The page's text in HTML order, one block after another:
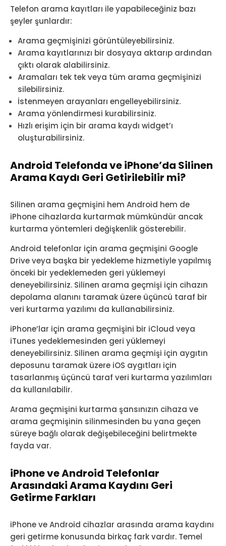
Telefon arama kayıtları ile yapabileceğiniz bazı
şeyler şunlardır:
Arama geçmişinizi görüntüleyebilirsiniz.
Arama kayıtlarınızı bir dosyaya aktarıp ardından
çıktı olarak alabilirsiniz.
Aramaları tek tek veya tüm arama geçmişinizi
silebilirsiniz.
İstenmeyen arayanları engelleyebilirsiniz.
Arama yönlendirmesi kurabilirsiniz.
Hızlı erişim için bir arama kaydı widget’ı
oluşturabilirsiniz.
Android Telefonda ve iPhone’da Silinen
Arama Kaydı Geri Getirilebilir mi?
Silinen arama geçmişini hem Android hem de
iPhone cihazlarda kurtarmak mümkündür ancak
kurtarma yöntemleri değişkenlik gösterebilir.
Android telefonlar için arama geçmişini Google
Drive veya başka bir yedekleme hizmetiyle yapılmış
önceki bir yedeklemeden geri yüklemeyi
deneyebilirsiniz. Silinen arama geçmişi için cihazın
depolama alanını taramak üzere üçüncü taraf bir
veri kurtarma yazılımı da kullanabilirsiniz.
iPhone’lar için arama geçmişini bir iCloud veya
iTunes yedeklemesinden geri yüklemeyi
deneyebilirsiniz. Silinen arama geçmişi için aygıtın
deposunu taramak üzere iOS aygıtları için
tasarlanmış üçüncü taraf veri kurtarma yazılımları
da kullanılabilir.
Arama geçmişini kurtarma şansınızın cihaza ve
arama geçmişinin silinmesinden bu yana geçen
süreye bağlı olarak değişebileceğini belirtmekte
fayda var.
iPhone ve Android Telefonlar
Arasındaki Arama Kaydını Geri
Getirme Farkları
iPhone ve Android cihazlar arasında arama kaydını
geri getirme konusunda birkaç fark vardır. Temel